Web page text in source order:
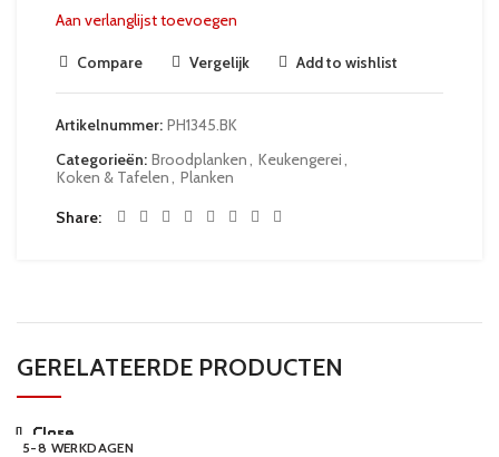
Aan verlanglijst toevoegen
Compare Vergelijk Add to wishlist
Artikelnummer: PH1345.BK
Categorieën: Broodplanken, Keukengerei,
Koken & Tafelen, Planken
Share
GERELATEERDE PRODUCTEN
5-8 WERKDAGEN
Close
5-8 WERKDAGEN
Close
24 UUR
Close
24 UUR
Close
5-8 WERKDAGEN
Close
24 UUR
Close
5-8 WERKDAGEN
Close
5-8 WERKDAGEN
Close